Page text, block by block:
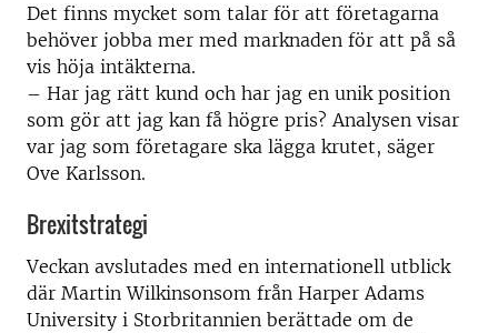
Det finns mycket som talar för att företagarna
behöver jobba mer med marknaden för att på så
vis höja intäkterna.
– Har jag rätt kund och har jag en unik position
som gör att jag kan få högre pris? Analysen visar
var jag som företagare ska lägga krutet, säger
Ove Karlsson.
Brexitstrategi
Veckan avslutades med en internationell utblick
där Martin Wilkinsonsom från Harper Adams
University i Storbritannien berättade om de